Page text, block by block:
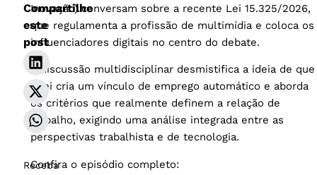
Inovação) conversam sobre a recente Lei 15.325/2026,
que regulamenta a profissão de multimídia e coloca os
influenciadores digitais no centro do debate.
A discussão multidisciplinar desmistifica a ideia de que
a lei cria um vínculo de emprego automático e aborda
os critérios que realmente definem a relação de
trabalho, exigindo uma análise integrada entre as
perspectivas trabalhista e de tecnologia.
Confira o episódio completo:
Compartilhe
este
post
Receba